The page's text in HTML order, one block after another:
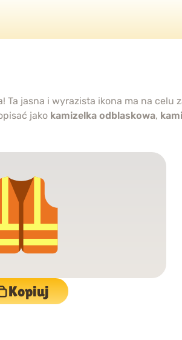
Ta jasna i wyrazista ikona ma na celu
jako kamizelka odblaskowa,
Kopiuj